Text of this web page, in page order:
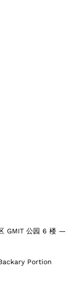
GMIT 公园 6 楼 —
Portion